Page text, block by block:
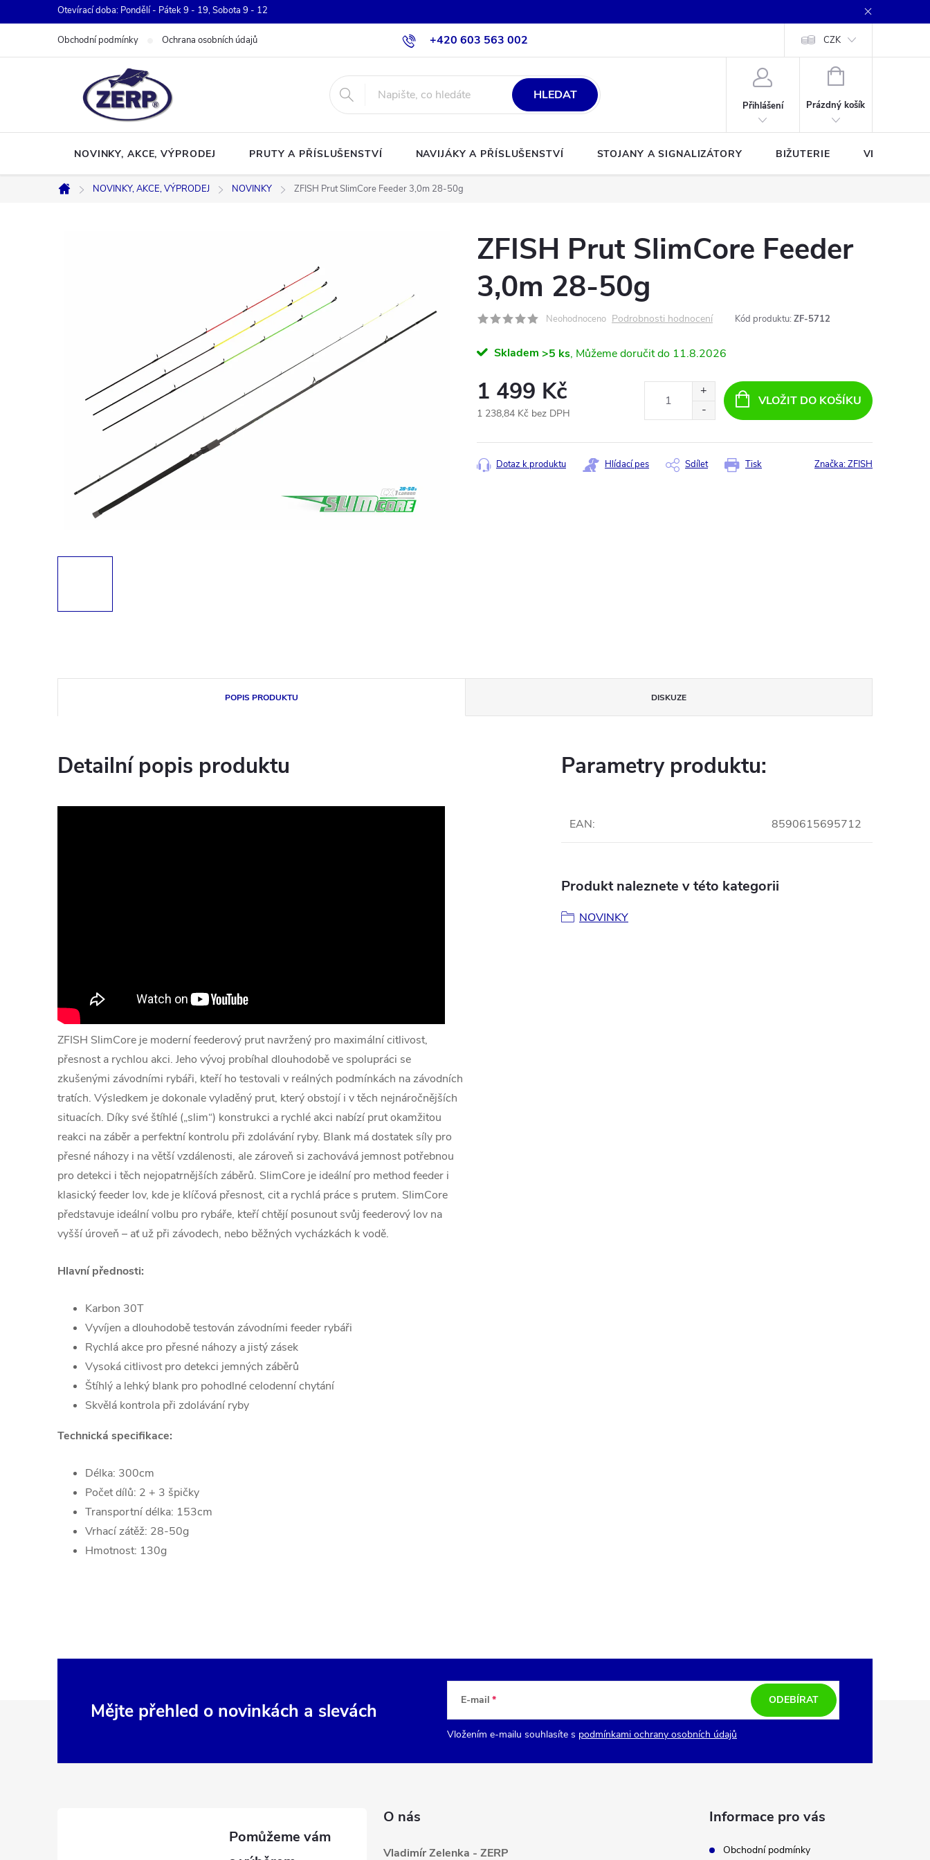
na
Otevírací doba: Pondělí - Pátek 9 - 19, Sobota 9 - 12
+420 603 563 002
Obchodní podmínky Ochrana osobních údajů CZK
HLEDAT
Přihlášení
NÁKUPNÍ
Prázdný košík
NOVINKY, AKCE, VÝPRODEJ PRUTY A PŘÍSLUŠENSTVÍ NAVIJÁKY A PŘÍSLUŠENSTVÍ STOJANY A SIGNALIZÁTORY BIŽUTERIE VLASCE A
Domů
NOVINKY, AKCE, VÝPRODEJ NOVINKY ZFISH Prut SlimCore Feeder 3,0m 28-50g
ZFISH Prut SlimCore Feeder
3,0m 28-50g
Neohodnoceno Podrobnosti hodnocení Kód produktu: ZF-5712
Skladem >5 ks 11.8.2026
1 499 Kč
1 238,84 Kč bez DPH
cena:
VLOŽIT DO KOŠÍKU
Tisk
Dotaz k produktu Hlídací pes Sdílet Značka:ZFISH
POPIS PRODUKTU DISKUZE
Detailní popis produktu
ZFISH SlimCore je moderní feederový prut navržený pro maximální citlivost,
přesnost a rychlou akci. Jeho vývoj probíhal dlouhodobě ve spolupráci se
zkušenými závodními rybáři, kteří ho testovali v reálných podmínkách na závodních
tratích. Výsledkem je dokonale vyladěný prut, který obstojí i v těch nejnáročnějších
situacích. Díky své štíhlé („slim“) konstrukci a rychlé akci nabízí prut okamžitou
reakci na záběr a perfektní kontrolu při zdolávání ryby. Blank má dostatek síly pro
přesné náhozy i na větší vzdálenosti, ale zároveň si zachovává jemnost potřebnou
pro detekci i těch nejopatrnějších záběrů. SlimCore je ideální pro method feeder i
klasický feeder lov, kde je klíčová přesnost, cit a rychlá práce s prutem. SlimCore
představuje ideální volbu pro rybáře, kteří chtějí posunout svůj feederový lov na
vyšší úroveň – ať už při závodech, nebo běžných vycházkách k vodě.
Hlavní přednosti:
Karbon 30T
Vyvíjen a dlouhodobě testován závodními feeder rybáři
Rychlá akce pro přesné náhozy a jistý zásek
Vysoká citlivost pro detekci jemných záběrů
Štíhlý a lehký blank pro pohodlné celodenní chytání
Skvělá kontrola při zdolávání ryby
Technická specifikace:
Délka: 300cm
Počet dílů: 2 + 3 špičky
Transportní délka: 153cm
Vrhací zátěž: 28-50g
Hmotnost: 130g
Parametry produktu:
EAN: 8590615695712
Produkt naleznete v této kategorii
NOVINKY
Mějte přehled o novinkách a slevách E-mail
Vložením e-mailu souhlasíte s podmínkami ochrany osobních údajů
ODEBÍRAT
O nás
Vladimír Zelenka - ZERP
Informace pro vás
Obchodní podmínky